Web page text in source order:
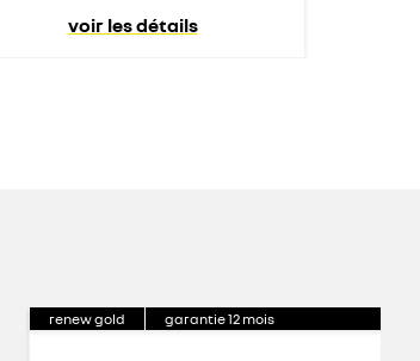
voir les détails
renew gold garantie12 mois